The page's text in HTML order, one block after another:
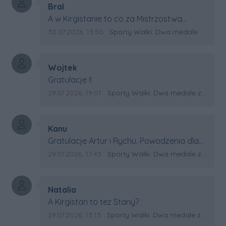
Autor komentarza:
Bral
Treść komentarza:
A w Kirgistanie to co za Mistrzostwa
Swiata?
Data dodania komentarza:
30.07.2026, 13:50 Źródło komentarza:
Sporty Walki: Dwa medale za oceanem
Autor komentarza:
Wojtek
Treść komentarza:
Gratulacje !!
Data dodania komentarza:
29.07.2026, 19:01 Źródło komentarza:
Sporty Walki: Dwa medale za oceanem
Autor komentarza:
Kanu
Treść komentarza:
Gratulacje Artur i Rychu. Powodzenia dla
Kirgistanu.
Data dodania komentarza:
29.07.2026, 17:43 Źródło komentarza:
Sporty Walki: Dwa medale za oceanem
Autor komentarza:
Natalia
Treść komentarza:
A Kirgistan to tez Stany?
Data dodania komentarza:
29.07.2026, 13:13 Źródło komentarza:
Sporty Walki: Dwa medale za oceanem